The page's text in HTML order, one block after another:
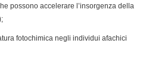
possono accelerare l’insorgenza della
fotochimica negli individui afachici